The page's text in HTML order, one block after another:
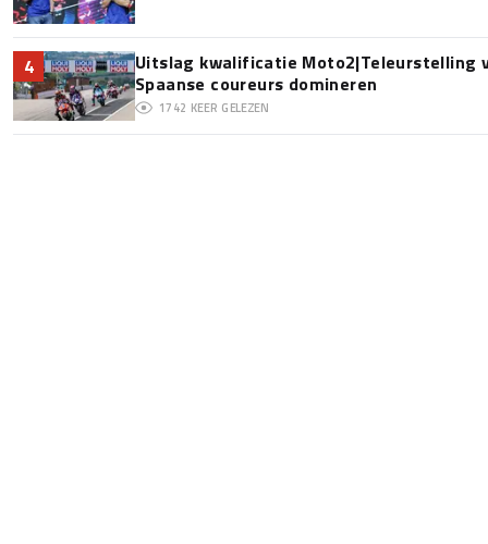
4
Uitslag kwalificatie Moto2|Teleurstelling
Spaanse coureurs domineren
1742 KEER GELEZEN